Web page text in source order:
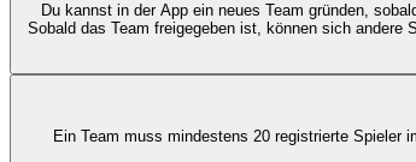
Du kannst in der App ein neues Team gründen,
Sobald das Team freigegeben ist, können sich andere
Ein Team muss mindestens 20 registrierte Spieler